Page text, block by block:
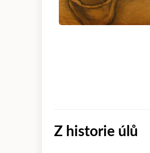
Z historie úlů